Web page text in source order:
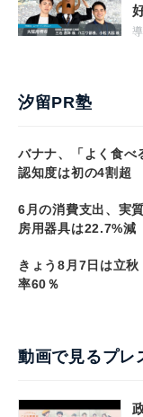
汐留PR塾
バナナ、「よく食
認知度は初の4割超
6月の消費支出、実
房用器具は22.7%
きょう8月7日は立
率60％
動画で見るプレ